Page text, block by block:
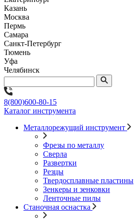
Казань
Москва
Пермь
Самара
Санкт-Петербург
Тюмень
Уфа
Челябинск
8(800)600-80-15
Каталог инструмента
Металлорежущий инструмент
Фрезы по металлу
Сверла
Развертки
Резцы
Твердосплавные пластины
Зенкеры и зенковки
Ленточные пилы
Станочная оснастка